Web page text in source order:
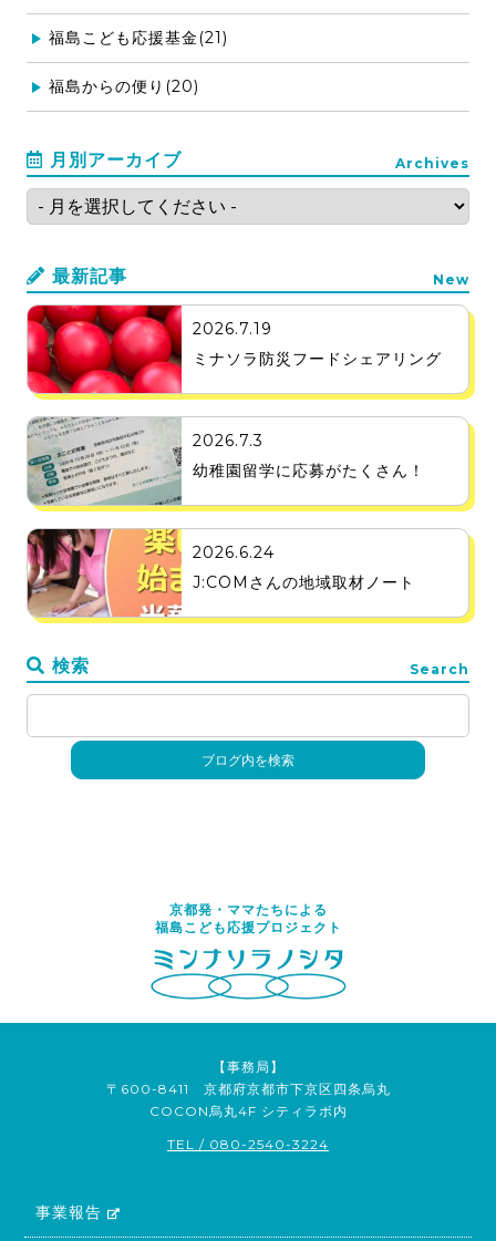
福島こども応援基金(21)
福島からの便り(20)
月別アーカイブ Archives
最新記事 New
2026.7.19
ミナソラ防災フードシェアリング
2026.7.3
幼稚園留学に応募がたくさん！
2026.6.24
J:COMさんの地域取材ノート
検索 Search
京都発・ママたちによる
福島こども応援プロジェクト
【事務局】
〒600-8411 京都府京都市下京区四条烏丸
COCON烏丸4F シティラボ内
TEL / 080-2540-3224
事業報告